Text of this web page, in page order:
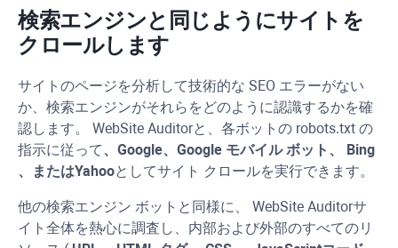
検索エンジンと同じようにサイトを
クロールします
サイトのページを分析して技術的な SEO エラーがない
か、検索エンジンがそれらをどのように認識するかを確
認します。 WebSite Auditorと、各ボットの robots.txt の
指示に従って、Google、Google モバイル ボット、 Bing
、またはYahooとしてサイト クロールを実行できます。
他の検索エンジン ボットと同様に、 WebSite Auditorサ
イト全体を熱心に調査し、内部および外部のすべてのリ